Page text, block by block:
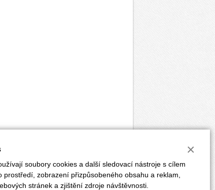
soubory cookies a další sledovací nástroje s cílem
prostředí, zobrazení přizpůsobeného obsahu a reklam,
stránek a zjištění zdroje návštěvnosti.
×